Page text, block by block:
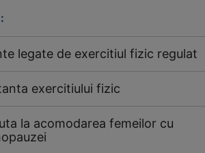
legate de exercitiul fizic regulat
exercitiului fizic
la acomodarea femeilor cu